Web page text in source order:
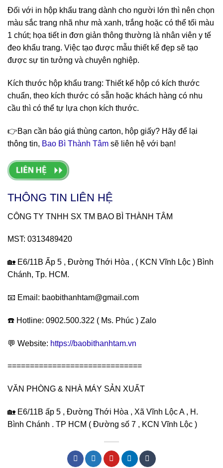
Đối với in hộp khẩu trang dành cho người lớn thì nên chọn
màu sắc trang nhã như mà xanh, trắng hoặc có thể tối màu
1 chút; họa tiết in đơn giản thông thường là nhân viên y tế
đeo khẩu trang. Việc tạo được mẫu thiết kế đẹp sẽ tạo
được sự tin tưởng và chuyên nghiệp.
Kích thước hộp khẩu trang: Thiết kế hộp có kích thước
chuẩn, theo kích thước có sẵn hoặc khách hàng có nhu
cầu thì có thể tự lựa chọn kích thước.
👉Bạn cần báo giá thùng carton, hộp giấy? Hãy để lại
thông tin, Bao Bì Thành Tâm sẽ liên hệ với bạn!
THÔNG TIN LIÊN HỆ
CÔNG TY TNHH SX TM BAO BÌ THÀNH TÂM
MST: 0313489420
🏡 E6/11B Ấp 5 , Đường Thới Hòa , ( KCN Vĩnh Lộc ) Bình
Chánh, Tp. HCM.
📧 Email: baobithanhtam@gmail.com
☎️ Hotline: 0902.500.322 ( Ms. Phúc ) Zalo
💬 Website: https://baobithanhtam.vn
==============================
VĂN PHÒNG & NHÀ MÁY SẢN XUẤT
🏡 E6/11B ấp 5 , Đường Thới Hòa , Xã Vĩnh Lộc A , H.
Bình Chánh . TP HCM ( Đường số 7 , KCN Vĩnh Lộc )